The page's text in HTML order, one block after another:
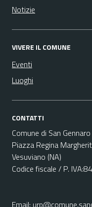
Notizie
VIVERE IL COMUNE
Eventi
Luoghi
CONTATTI
Comune di San
Piazza Regina
Vesuviano (NA)
Codice fiscale / P.
Email: